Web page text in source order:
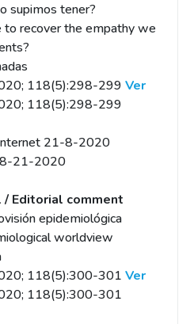
supimos tener?
to recover the empathy we
118(5):298-299 Ver
118(5):298-299
21-8-2020
8-21-2020
Editorial comment
epidemiológica
worldview
118(5):300-301 Ver
118(5):300-301